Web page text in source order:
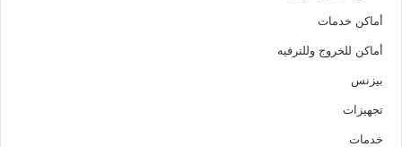
أماكن خدمات
أماكن للخروج وللترفيه
بيزنس
تجهيزات
خدمات